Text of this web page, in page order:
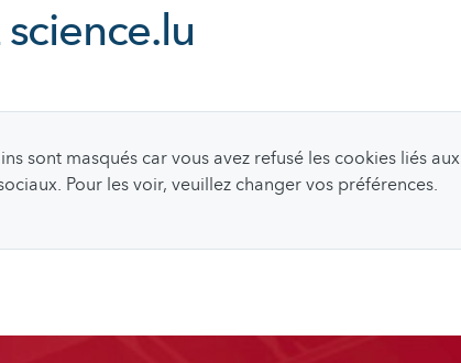
science.lu
sont masqués car vous avez refusé les cookies liés aux
Pour les voir, veuillez changer vos préférences.